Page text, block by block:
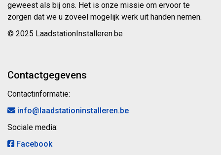
geweest als bij ons. Het is onze missie om ervoor te
zorgen dat we u zoveel mogelijk werk uit handen nemen.
© 2025 LaadstationInstalleren.be
Contactgegevens
Contactinformatie:
info@laadstationinstalleren.be
Sociale media:
Facebook